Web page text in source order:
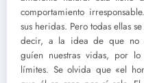
comportamiento
sus heridas. Pero todas ellas
decir, a la idea de que no
guíen nuestras vidas, por
límites. Se olvida que «el